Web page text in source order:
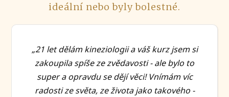
ideální nebo byly bolestné.
„21 let dělám kineziologii a váš kurz jsem si
zakoupila spíše ze zvědavosti - ale bylo to
super a opravdu se dějí věci! Vnímám víc
radosti ze světa, ze života jako takového -